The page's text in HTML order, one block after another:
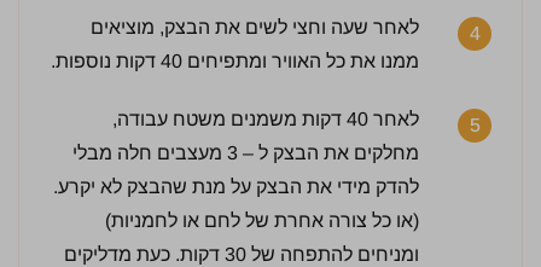
4
לאחר שעה וחצי לשים את הבצק, מוציאים
ממנו את כל האוויר ומתפיחים 40 דקות נוספות.
5
לאחר 40 דקות משמנים משטח עבודה,
מחלקים את הבצק ל – 3 מעצבים חלה מבלי
להדק מידי את הבצק על מנת שהבצק לא יקרע.
(או כל צורה אחרת של לחם או לחמניות)
ומניחים להתפחה של 30 דקות. כעת מדליקים